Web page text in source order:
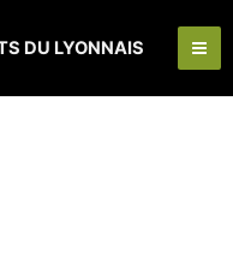
DU LYONNAIS